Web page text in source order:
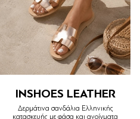
INSHOES LEATHER
Δερμάτινα σανδάλια Ελληνικής
κατασκευής με φάσα και ανοίγματα